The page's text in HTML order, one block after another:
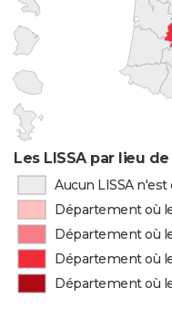
Les LISSA par lieu
Aucun LISSA
Département où
Département où
Département où
Département où